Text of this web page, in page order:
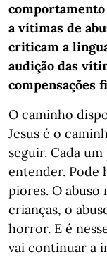
a vítimas de
criticam a
audição das
compensações
O caminho
Jesus é o
seguir. Cada
entender. Pode
piores. O abuso
crianças, o
horror. E é
vai continuar a